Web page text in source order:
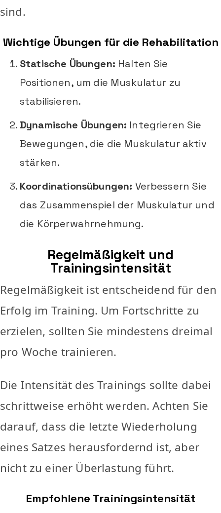
sind.
Wichtige Übungen für die Rehabilitation
Statische Übungen: Halten Sie
Positionen, um die Muskulatur zu
stabilisieren.
Dynamische Übungen: Integrieren Sie
Bewegungen, die die Muskulatur aktiv
stärken.
Koordinationsübungen: Verbessern Sie
das Zusammenspiel der Muskulatur und
die Körperwahrnehmung.
Regelmäßigkeit und
Trainingsintensität
Regelmäßigkeit ist entscheidend für den
Erfolg im Training. Um Fortschritte zu
erzielen, sollten Sie mindestens dreimal
pro Woche trainieren.
Die Intensität des Trainings sollte dabei
schrittweise erhöht werden. Achten Sie
darauf, dass die letzte Wiederholung
eines Satzes herausfordernd ist, aber
nicht zu einer Überlastung führt.
Empfohlene Trainingsintensität